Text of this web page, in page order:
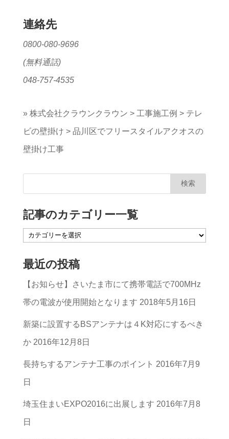
連絡先
0800-080-9696
(無料通話)
048-757-4535
» 株式会社クラウンクラウン > 工事施工例 > テレ
ビの壁掛け > 品川区でフリースタイルアクオスの
壁掛け工事
記事のカテゴリー一覧
記
の
カ
テ
ゴ
リ
ー
一
最近の投稿
【お知らせ】さいたま市にて携帯電話で700MHz
帯の電波が使用開始となります 2018年5月16日
新築に設置するBSアンテナは４K対応にするべき
か 2016年12月8日
長持ちするアンテナ工事のポイント 2016年7月9
日
埼玉住まいEXPO2016に出展します 2016年7月8
日